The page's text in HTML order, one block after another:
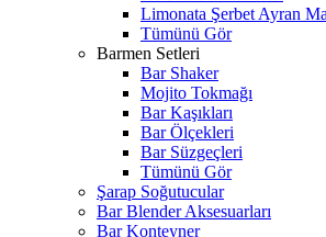
Limonata Şerbet Ayran
Tümünü Gör
Barmen Setleri
Bar Shaker
Mojito Tokmağı
Bar Kaşıkları
Bar Ölçekleri
Bar Süzgeçleri
Tümünü Gör
Şarap Soğutucular
Bar Blender Aksesuarları
Bar Konteyner